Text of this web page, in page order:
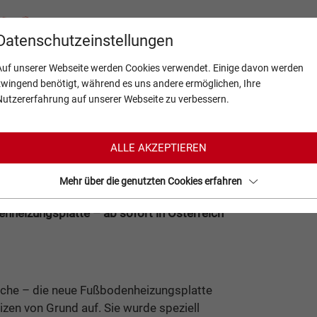
ist da
– ab sofort in Österreich
– die neue Fußbodenheizungsplatte
von Grund auf. Sie wurde speziell
unserer Webseite werden Cookies verwendet. Einige davon werden
benötigt, während es uns andere ermöglichen, Ihre
auf unserer Webseite zu verbessern.
ALLE AKZEPTIEREN
Mehr über die genutzten Cookies erfahren
Produkte Über Uns